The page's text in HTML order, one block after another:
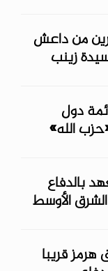
من داعش
زينب
دول
الله»
بالدفاع
الأوسط
هرمز قريبا